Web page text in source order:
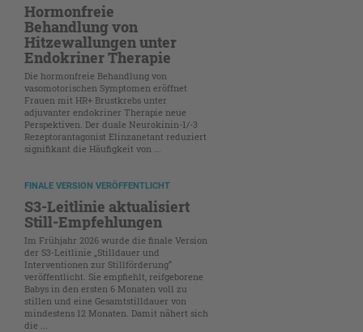
Hormonfreie
Behandlung von
Hitzewallungen unter
Endokriner Therapie
Die hormonfreie Behandlung von
vasomotorischen Symptomen eröffnet
Frauen mit HR+ Brustkrebs unter
adjuvanter endokriner Therapie neue
Perspektiven. Der duale Neurokinin-1/-3
Rezeptorantagonist Elinzanetant reduziert
signifikant die Häufigkeit von ...
FINALE VERSION VERÖFFENTLICHT
S3-Leitlinie aktualisiert
Still-Empfehlungen
Im Frühjahr 2026 wurde die finale Version
der S3-Leitlinie „Stilldauer und
Interventionen zur Stillförderung“
veröffentlicht. Sie empfiehlt, reifgeborene
Babys in den ersten 6 Monaten voll zu
stillen und eine Gesamtstilldauer von
mindestens 12 Monaten. Damit nähert sich
die ...